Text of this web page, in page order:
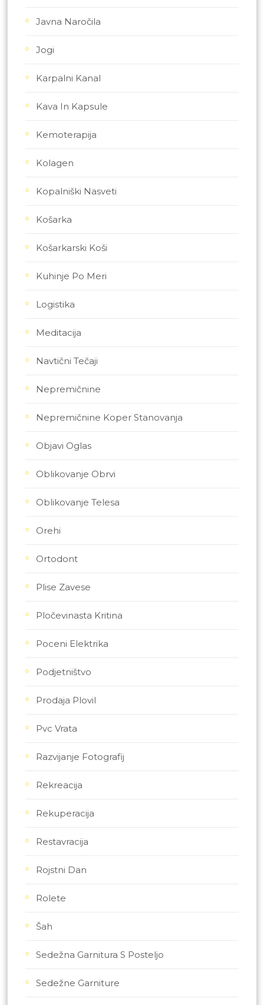
Javna Naročila
Jogi
Karpalni Kanal
Kava In Kapsule
Kemoterapija
Kolagen
Kopalniški Nasveti
Košarka
Košarkarski Koši
Kuhinje Po Meri
Logistika
Meditacija
Navtični Tečaji
Nepremičnine
Nepremičnine Koper Stanovanja
Objavi Oglas
Oblikovanje Obrvi
Oblikovanje Telesa
Orehi
Ortodont
Plise Zavese
Pločevinasta Kritina
Poceni Elektrika
Podjetništvo
Prodaja Plovil
Pvc Vrata
Razvijanje Fotografij
Rekreacija
Rekuperacija
Restavracija
Rojstni Dan
Rolete
Šah
Sedežna Garnitura S Posteljo
Sedežne Garniture